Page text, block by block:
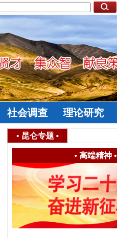
社会调查 理论研究
• 昆仑专题 •
• 高端精神•